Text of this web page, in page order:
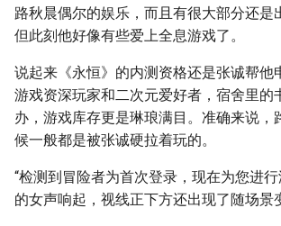
路秋晨偶尔的娱乐，而且有很大部分还是
但此刻他好像有些爱上全息游戏了。
说起来《永恒》的内测资格还是张诚帮他
游戏资深玩家和二次元爱好者，宿舍里的
办，游戏库存更是琳琅满目。准确来说，
候一般都是被张诚硬拉着玩的。
“检测到冒险者为首次登录，现在为您进
的女声响起，视线正下方还出现了随场景